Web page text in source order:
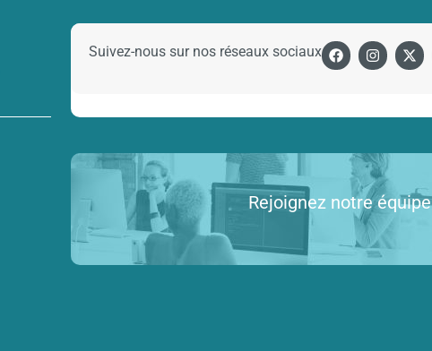
Suivez-nous sur nos réseaux sociaux
Rejoignez notre équipe